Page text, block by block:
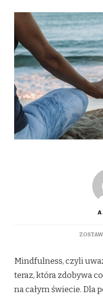
Mindfulness, czyli
teraz, która zdobywa
na całym świecie. Dla